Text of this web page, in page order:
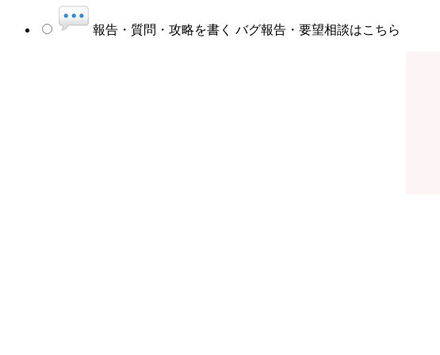
報告・質問・攻略を書く バグ報告・要望相談はこちら